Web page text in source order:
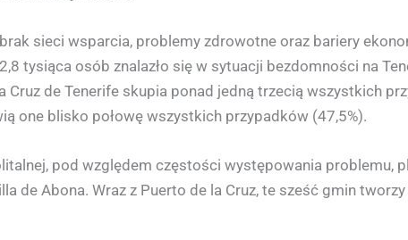
sieci wsparcia, problemy zdrowotne oraz bariery
tysiąca osób znalazło się w sytuacji bezdomności na
Cruz de Tenerife skupia ponad jedną trzecią wszystkich
one blisko połowę wszystkich przypadków (47,5%).
pod względem częstości występowania problemu,
de Abona. Wraz z Puerto de la Cruz, te sześć gmin